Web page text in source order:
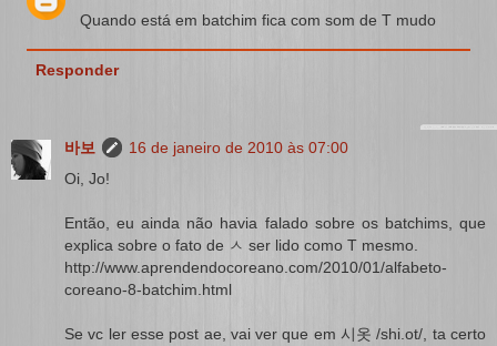
Quando está em batchim fica com som de T mudo
Responder
바보
16 de janeiro de 2010 às 07:00
Oi, Jo!
Então, eu ainda não havia falado sobre os batchims, que
explica sobre o fato de ㅅ ser lido como T mesmo.
http://www.aprendendocoreano.com/2010/01/alfabeto-
coreano-8-batchim.html
Se vc ler esse post ae, vai ver que em 시옷 /shi.ot/, ta certo